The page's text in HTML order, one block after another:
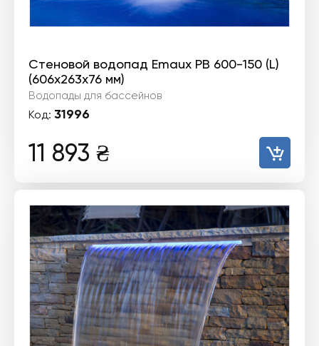
Стеновой водопад Emaux PB 600-150 (L)
(606х263х76 мм)
Водопады для бассейнов
Код: 31996
11 893 ₴